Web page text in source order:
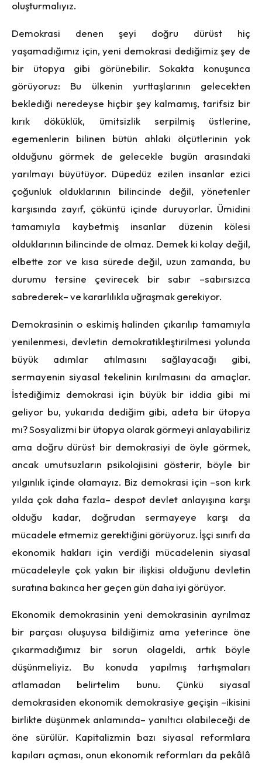
oluşturmalıyız.
Demokrasi denen şeyi doğru dürüst hiç
yaşamadığımız için, yeni demokrasi dediğimiz şey de
bir ütopya gibi görünebilir. Sokakta konuşunca
görüyoruz: Bu ülkenin yurttaşlarının gelecekten
beklediği neredeyse hiçbir şey kalmamış, tarifsiz bir
kırık döküklük, ümitsizlik serpilmiş üstlerine,
egemenlerin bilinen bütün ahlaki ölçütlerinin yok
olduğunu görmek de gelecekle bugün arasındaki
yarılmayı büyütüyor. Düpedüz ezilen insanlar ezici
çoğunluk olduklarının bilincinde değil, yönetenler
karşısında zayıf, çöküntü içinde duruyorlar. Ümidini
tamamıyla kaybetmiş insanlar düzenin kölesi
olduklarının bilincinde de olmaz. Demek ki kolay değil,
elbette zor ve kısa sürede değil, uzun zamanda, bu
durumu tersine çevirecek bir sabır –sabırsızca
sabrederek– ve kararlılıkla uğraşmak gerekiyor.
Demokrasinin o eskimiş halinden çıkarılıp tamamıyla
yenilenmesi, devletin demokratikleştirilmesi yolunda
büyük adımlar atılmasını sağlayacağı gibi,
sermayenin siyasal tekelinin kırılmasını da amaçlar.
İstediğimiz demokrasi için büyük bir iddia gibi mi
geliyor bu, yukarıda dediğim gibi, adeta bir ütopya
mı? Sosyalizmi bir ütopya olarak görmeyi anlayabiliriz
ama doğru dürüst bir demokrasiyi de öyle görmek,
ancak umutsuzların psikolojisini gösterir, böyle bir
yılgınlık içinde olamayız. Biz demokrasi için –son kırk
yılda çok daha fazla– despot devlet anlayışına karşı
olduğu kadar, doğrudan sermayeye karşı da
mücadele etmemiz gerektiğini görüyoruz. İşçi sınıfı da
ekonomik hakları için verdiği mücadelenin siyasal
mücadeleyle çok yakın bir ilişkisi olduğunu devletin
suratına bakınca her geçen gün daha iyi görüyor.
Ekonomik demokrasinin yeni demokrasinin ayrılmaz
bir parçası oluşuysa bildiğimiz ama yeterince öne
çıkarmadığımız bir sorun olageldi, artık böyle
düşünmeliyiz. Bu konuda yapılmış tartışmaları
atlamadan belirtelim bunu. Çünkü siyasal
demokrasiden ekonomik demokrasiye geçişin –ikisini
birlikte düşünmek anlamında– yanıltıcı olabileceği de
öne sürülür. Kapitalizmin bazı siyasal reformlara
kapıları açması, onun ekonomik reformları da pekâlâ